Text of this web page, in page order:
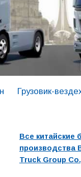
Грузовик-
Все китайские
производства
Truck Group